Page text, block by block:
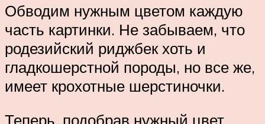
Обводим нужным цветом каждую
часть картинки. Не забываем, что
родезийский риджбек хоть и
гладкошерстной породы, но все же,
имеет крохотные шерстиночки.
Теперь, подобрав нужный цвет,